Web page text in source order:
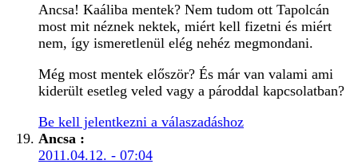
Ancsa! Kaáliba mentek? Nem tudom ott Tapolcán
most mit néznek nektek, miért kell fizetni és miért
nem, így ismeretlenül elég nehéz megmondani.
Még most mentek először? És már van valami ami
kiderült esetleg veled vagy a pároddal kapcsolatban?
Be kell jelentkezni a válaszadáshoz
Ancsa :
2011.04.12. - 07:04